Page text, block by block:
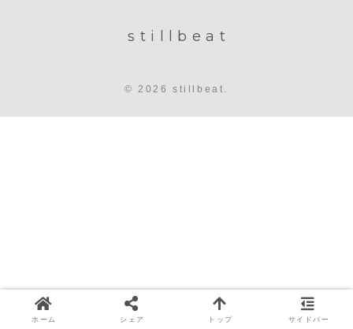
stillbeat
© 2026 stillbeat.
ホーム シェア トップ サイドバー